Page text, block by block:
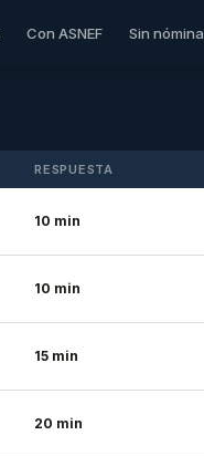
Con ASNEF Sin nómina
RESPUESTA
10 min
10 min
15 min
20 min